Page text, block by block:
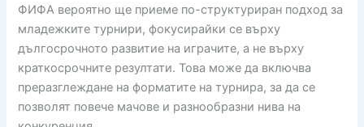
ФИФА вероятно ще приеме по-структуриран подход за
младежките турнири, фокусирайки се върху
дългосрочното развитие на играчите, а не върху
краткосрочните резултати. Това може да включва
преразглеждане на форматите на турнира, за да се
позволят повече мачове и разнообразни нива на